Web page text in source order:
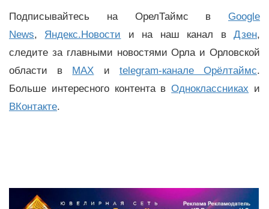
Подписывайтесь на ОрелТаймс в Google
News, Яндекс.Новости и на наш канал вДзен,
следите за главными новостями Орла и Орловской
области в MAX и telegram-канале Орёлтаймс.
Больше интересного контента вОдноклассниках и
ВКонтакте.